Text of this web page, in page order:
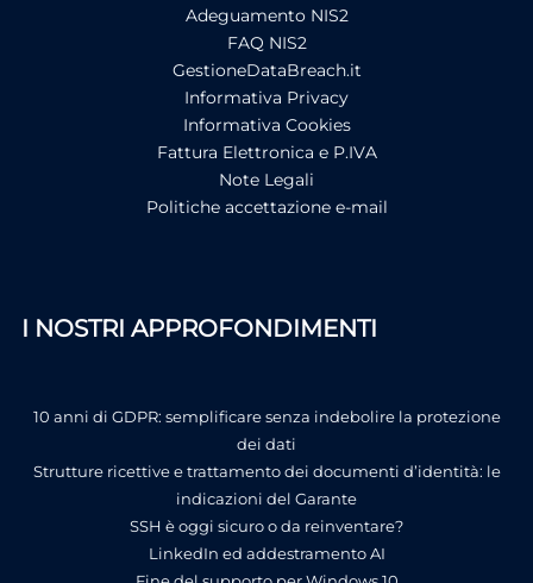
Adeguamento NIS2
FAQ NIS2
GestioneDataBreach.it
Informativa Privacy
Informativa Cookies
Fattura Elettronica e P.IVA
Note Legali
Politiche accettazione e-mail
I NOSTRI APPROFONDIMENTI
10 anni di GDPR: semplificare senza indebolire la protezione
dei dati
Strutture ricettive e trattamento dei documenti d’identità: le
indicazioni del Garante
SSH è oggi sicuro o da reinventare?
LinkedIn ed addestramento AI